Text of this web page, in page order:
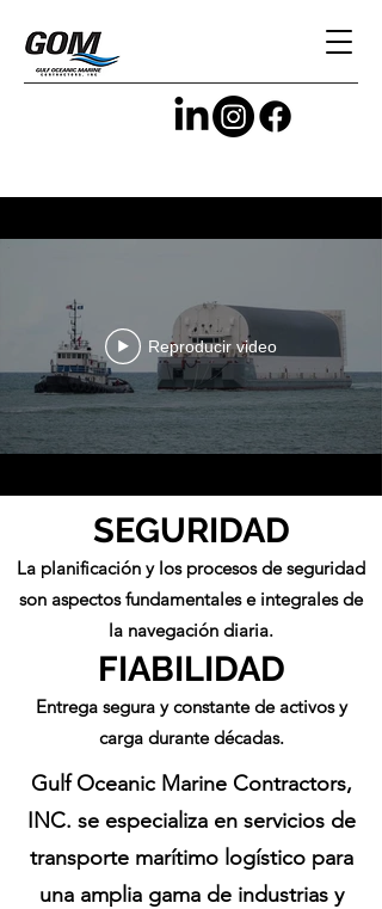
Reproducir video
SEGURIDAD
La planificación y los procesos de seguridad
son aspectos fundamentales e integrales de
la navegación diaria.
FIABILIDAD
Entrega segura y constante de activos y
carga durante décadas.
Gulf Oceanic Marine Contractors,
INC. se especializa en servicios de
transporte marítimo logístico para
una amplia gama de industrias y